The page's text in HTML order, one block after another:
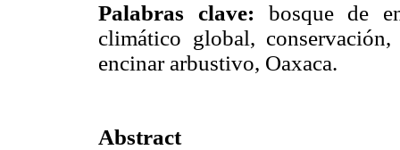
Palabras clave: bosque de
climático global,
encinar arbustivo, Oaxaca.
Abstract